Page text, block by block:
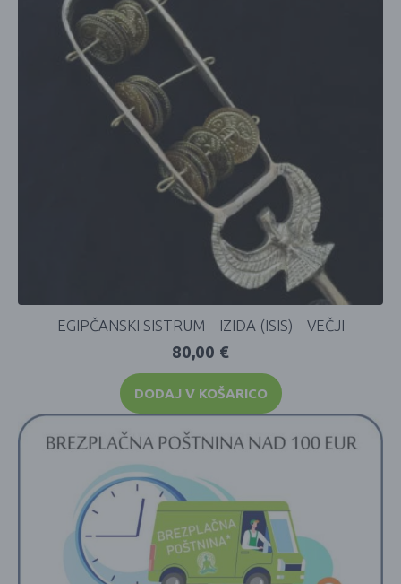
EGIPČANSKI SISTRUM – IZIDA (ISIS) – VEČJI
80,00 €
DODAJ V KOŠARICO